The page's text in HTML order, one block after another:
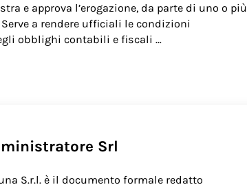
e approva l’erogazione, da parte di uno o più
a rendere ufficiali le condizioni
obblighi contabili e fiscali …
Srl​
S.r.l. è il documento formale redatto